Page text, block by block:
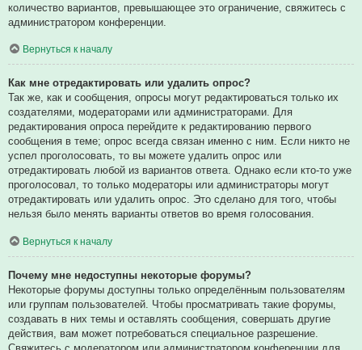
количество вариантов, превышающее это ограничение, свяжитесь с
администратором конференции.
Вернуться к началу
Как мне отредактировать или удалить опрос?
Так же, как и сообщения, опросы могут редактироваться только их
создателями, модераторами или администраторами. Для
редактирования опроса перейдите к редактированию первого
сообщения в теме; опрос всегда связан именно с ним. Если никто не
успел проголосовать, то вы можете удалить опрос или
отредактировать любой из вариантов ответа. Однако если кто-то уже
проголосовал, то только модераторы или администраторы могут
отредактировать или удалить опрос. Это сделано для того, чтобы
нельзя было менять варианты ответов во время голосования.
Вернуться к началу
Почему мне недоступны некоторые форумы?
Некоторые форумы доступны только определённым пользователям
или группам пользователей. Чтобы просматривать такие форумы,
создавать в них темы и оставлять сообщения, совершать другие
действия, вам может потребоваться специальное разрешение.